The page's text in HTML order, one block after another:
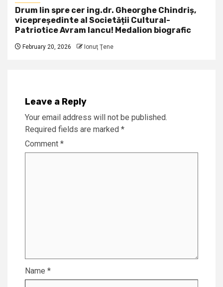
Drum lin spre cer ing.dr. Gheorghe Chindriș,
vicepreședinte al Societății Cultural-
Patriotice Avram Iancu! Medalion biografic
February 20, 2026 Ionuţ Ţene
Leave a Reply
Your email address will not be published.
Required fields are marked *
Comment *
Name *